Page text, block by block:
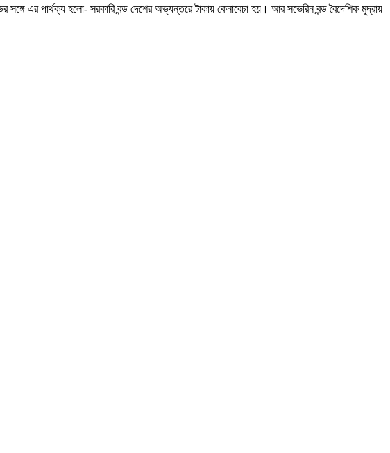
সঙ্গে এর পার্থক্য হলো- সরকারি বন্ড দেশের অভ্যন্তরে টাকায় কেনাবেচা হয়। আর সভেরিন বন্ড বৈদেশিক মুদ্রায়